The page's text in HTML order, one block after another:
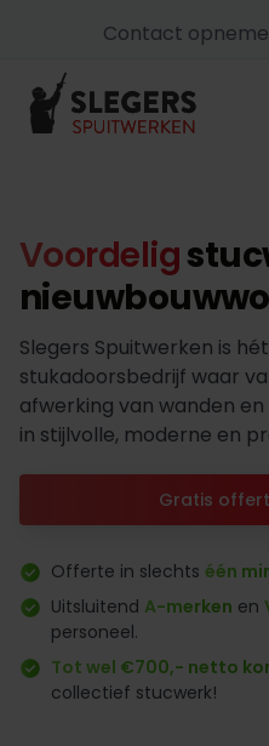
Contact
Voordelig
Slegers Spuitwerken is
stukadoorsbedrijf waar
afwerking van wanden
in stijlvolle, moderne en
Gratis
Offerte in slechts één
Uitsluitend A-merken en
personeel.
Tot wel €700,- netto
collectief stucwerk!